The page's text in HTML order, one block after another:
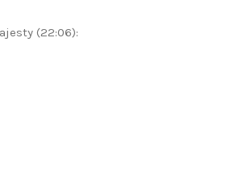
(22:06):